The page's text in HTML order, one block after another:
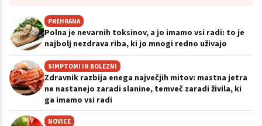
PREHRANA
Polna je nevarnih toksinov, a jo imamo vsi radi: to je
najbolj nezdrava riba, ki jo mnogi redno uživajo
SIMPTOMI IN BOLEZNI
Zdravnik razbija enega največjih mitov: mastna jetra
ne nastanejo zaradi slanine, temveč zaradi živila, ki
ga imamo vsi radi
NOVICE